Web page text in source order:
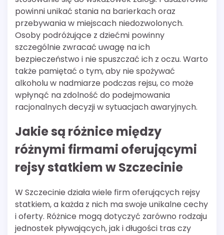
powinni unikać stania na barierkach oraz
przebywania w miejscach niedozwolonych.
Osoby podróżujące z dziećmi powinny
szczególnie zwracać uwagę na ich
bezpieczeństwo i nie spuszczać ich z oczu. Warto
także pamiętać o tym, aby nie spożywać
alkoholu w nadmiarze podczas rejsu, co może
wpłynąć na zdolność do podejmowania
racjonalnych decyzji w sytuacjach awaryjnych.
Jakie są różnice między
różnymi firmami oferującymi
rejsy statkiem w Szczecinie
W Szczecinie działa wiele firm oferujących rejsy
statkiem, a każda z nich ma swoje unikalne cechy
i oferty. Różnice mogą dotyczyć zarówno rodzaju
jednostek pływających, jak i długości tras czy